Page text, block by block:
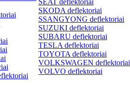
SEAT deflektoriai
SKODA deflektoriai
SSANGYONG deflektoriai
SUZUKI deflektoriai
SUBARU deflektoriai
TESLA deflektoriai
TOYOTA deflektoriai
VOLKSWAGEN deflektoriai
VOLVO deflektoriai